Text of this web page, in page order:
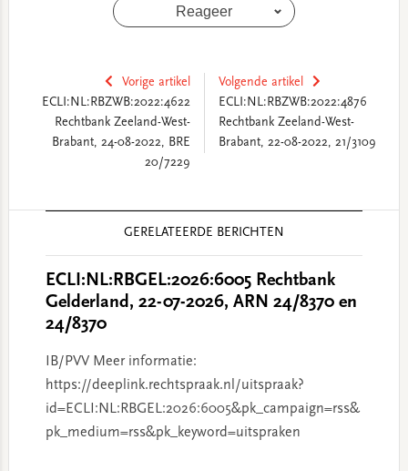
Reageer
Vorige artikel
ECLI:NL:RBZWB:2022:4622
Rechtbank Zeeland-West-
Brabant, 24-08-2022, BRE
20/7229
Volgende artikel
ECLI:NL:RBZWB:2022:4876
Rechtbank Zeeland-West-
Brabant, 22-08-2022, 21/3109
GERELATEERDE BERICHTEN
ECLI:NL:RBGEL:2026:6005 Rechtbank
Gelderland, 22-07-2026, ARN 24/8370 en
24/8370
IB/PVV Meer informatie:
https://deeplink.rechtspraak.nl/uitspraak?
id=ECLI:NL:RBGEL:2026:6005&pk_campaign=rss&
pk_medium=rss&pk_keyword=uitspraken